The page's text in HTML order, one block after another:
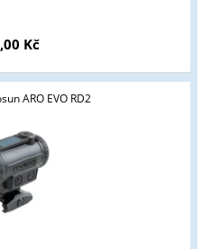
Kč
ARO EVO RD2
a střelivo. Splňujete tyto
NE